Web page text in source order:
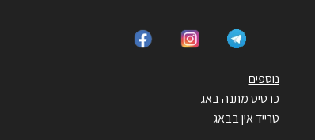
נוספים
כרטיס מתנה באג
טרייד אין בבאג